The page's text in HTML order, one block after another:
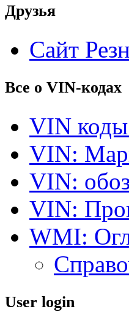
Друзья
Сайт
Все о VIN-кодах
VIN коды
VIN:
VIN:
VIN:
WMI:
User login